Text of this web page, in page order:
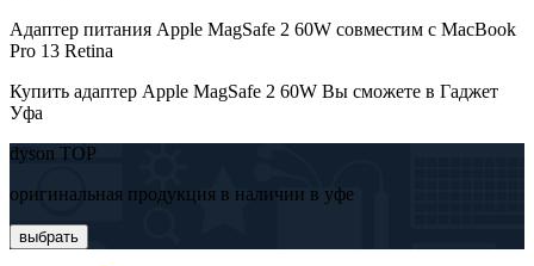
Адаптер питания Apple MagSafe 2 60W совместим с MacBook
Pro 13 Retina
Купить адаптер Apple MagSafe 2 60W Вы сможете в Гаджет
Уфа
dyson TOP
оригинальная продукция в наличии в уфе
выбрать